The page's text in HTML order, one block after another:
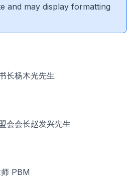
and may display formatting
长杨木光先生
会会长赵发兴先生
PBM